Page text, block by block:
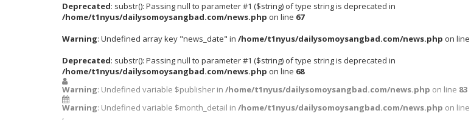
Deprecated: substr(): Passing null to parameter #1 ($string) of type string is deprecated in
/home/t1nyus/dailysomoysangbad.com/news.php on line 67
Warning: Undefined array key "news_date" in /home/t1nyus/dailysomoysangbad.com/news.php on line
Deprecated: substr(): Passing null to parameter #1 ($string) of type string is deprecated in
/home/t1nyus/dailysomoysangbad.com/news.php on line 68
Warning: Undefined variable $publisher in /home/t1nyus/dailysomoysangbad.com/news.php on line 83
Warning: Undefined variable $month_detail in /home/t1nyus/dailysomoysangbad.com/news.php on line
,